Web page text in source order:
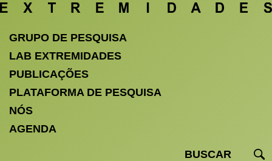
GRUPO DE PESQUISA
LAB EXTREMIDADES
PUBLICAÇÕES
PLATAFORMA DE PESQUISA
NÓS
AGENDA